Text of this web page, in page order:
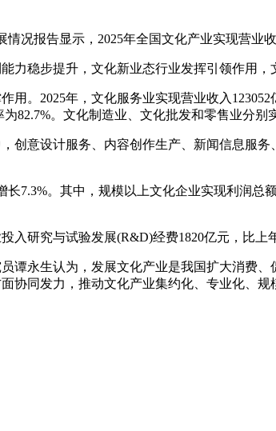
况报告显示，2025年全国文化产业实现营业
力稳步提升，文化新业态行业发挥引领作用，
。2025年，文化服务业实现营业收入
。文化制造业、文化批发和零售业分别
创意设计服务、内容创作生产、新闻信息服
7.3%。其中，规模以上文化企业实现利润总
入研究与试验发展(R&D)经费1820亿元，比上
谭永生认为，发展文化产业是我国扩大消费
协同发力，推动文化产业集约化、专业化、规